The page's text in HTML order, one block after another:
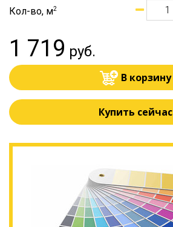
Кол-во, м2
1 719 руб.
В корзину
Купить сейчас